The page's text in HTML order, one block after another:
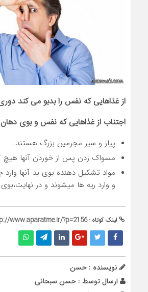
از غذاهایی که نفس را بدبو می کند
اجتناب از غذاهایی که نفس و بوی دهان
پیاز و سیر مجرمین بزرگ هستند.
مسواک زدن پس از خوردن آنها هیچ
مواد تشکیل دهنده بوی بد آنها
و وارد ریه ها میشوند و در نهایت،بوی
لینک کوتاه :www.aparatme.ir/?p=2156
نویسنده : حسن
ارسال توسط : حسن سبحانی